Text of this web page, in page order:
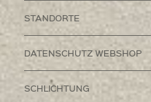
STANDORTE
DATENSCHUTZ WEBSHOP
SCHLICHTUNG